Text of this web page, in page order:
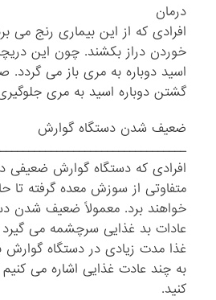
درمان
افرادی که از این بیماری رنج می
خوردن دراز بکشند. چون این
اسید دوباره به مری باز می گردد.
گشتن دوباره اسید به مری
ضعیف شدن دستگاه گوارش
افرادی که دستگاه گوارش ضعیفی
متفاوتی از سوزش معده گرفته تا
خواهند برد. معمولاً ضعیف شدن
عادات بد غذایی سرچشمه می
غذا مدت زیادی در دستگاه گوارش
به چند عادت غذایی اشاره می کنیم
کنید.